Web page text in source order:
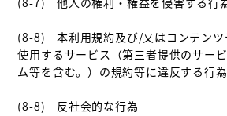
(8-8)　本利用規約及び/又はコンテン
使用するサービス（第三者提供のサー
ム等を含む。）の規約等に違反する行
(8-8)　反社会的な行為